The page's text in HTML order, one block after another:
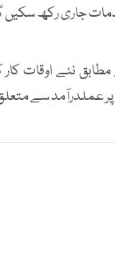
جاری رکھ سکیں
نئے اوقات کار
عملدرآمد سے